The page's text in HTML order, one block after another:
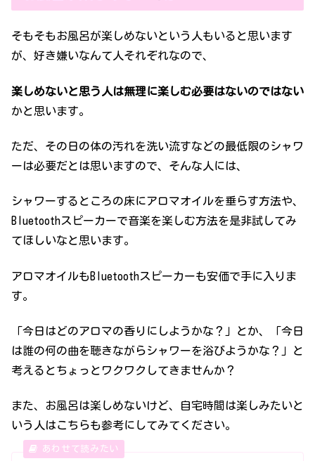
そもそもお風呂が楽しめないという人もいると思います
が、好き嫌いなんて人それぞれなので、
楽しめないと思う人は無理に楽しむ必要はないのではない
かと思います。
ただ、その日の体の汚れを洗い流すなどの最低限のシャワ
ーは必要だとは思いますので、そんな人には、
シャワーするところの床にアロマオイルを垂らす方法や、
Bluetoothスピーカーで音楽を楽しむ方法を是非試してみ
てほしいなと思います。
アロマオイルもBluetoothスピーカーも安価で手に入りま
す。
「今日はどのアロマの香りにしようかな？」とか、「今日
は誰の何の曲を聴きながらシャワーを浴びようかな？」と
考えるとちょっとワクワクしてきませんか？
また、お風呂は楽しめないけど、自宅時間は楽しみたいと
いう人はこちらも参考にしてみてください。